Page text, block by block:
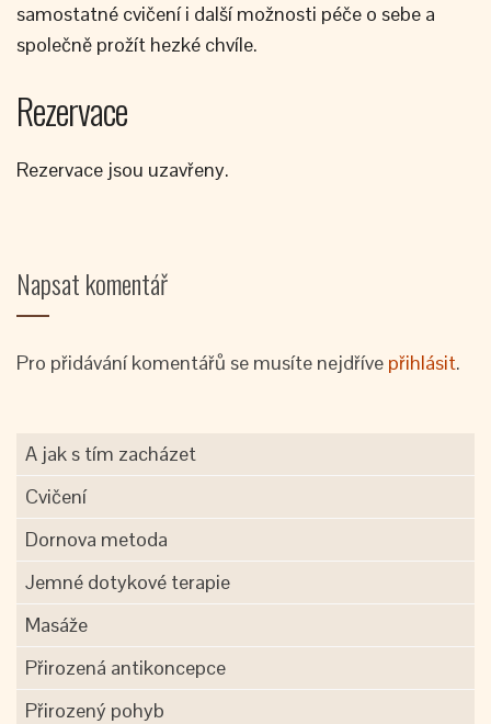
samostatné cvičení i další možnosti péče o sebe a
společně prožít hezké chvíle.
Rezervace
Rezervace jsou uzavřeny.
Napsat komentář
Pro přidávání komentářů se musíte nejdříve přihlásit.
A jak s tím zacházet
Cvičení
Dornova metoda
Jemné dotykové terapie
Masáže
Přirozená antikoncepce
Přirozený pohyb